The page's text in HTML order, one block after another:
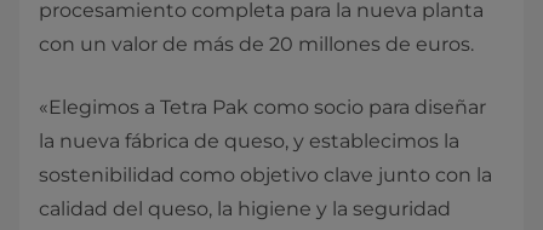
procesamiento completa para la nueva planta
con un valor de más de 20 millones de euros.
«Elegimos a Tetra Pak como socio para diseñar
la nueva fábrica de queso, y establecimos la
sostenibilidad como objetivo clave junto con la
calidad del queso, la higiene y la seguridad